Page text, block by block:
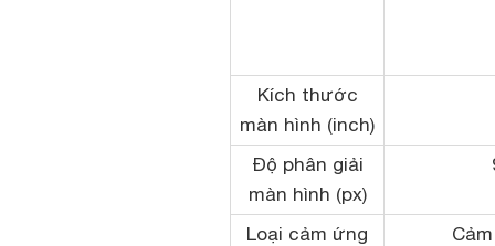
Kích thước
màn hình (inch)
Độ phân giải
màn hình (px)
Loại cảm ứng